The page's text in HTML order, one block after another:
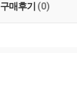
구매후기 (0)